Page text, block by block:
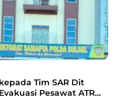
Tim SAR Dit
Pesawat ATR